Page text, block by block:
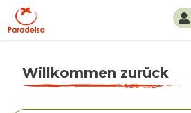
Willkommen zurück